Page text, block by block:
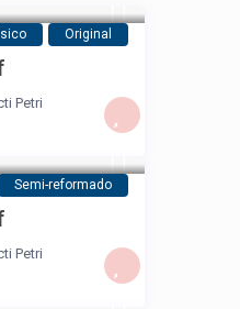
Original
Petri
Semi-reformado
Petri